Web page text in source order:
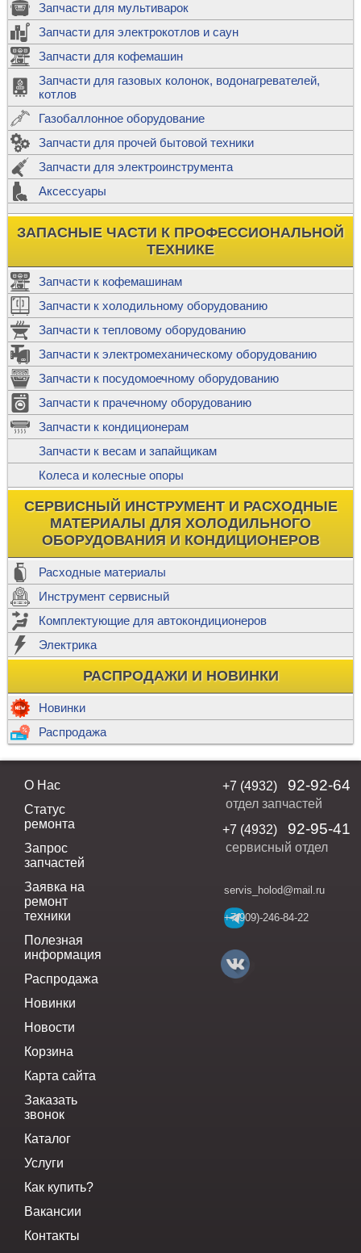
Запчасти для мультиварок
Запчасти для электрокотлов и саун
Запчасти для кофемашин
Запчасти для газовых колонок, водонагревателей,
котлов
Газобаллонное оборудование
Запчасти для прочей бытовой техники
Запчасти для электроинструмента
Аксессуары
ЗАПАСНЫЕ ЧАСТИ К ПРОФЕССИОНАЛЬНОЙ
ТЕХНИКЕ
Запчасти к кофемашинам
Запчасти к холодильному оборудованию
Запчасти к тепловому оборудованию
Запчасти к электромеханическому оборудованию
Запчасти к посудомоечному оборудованию
Запчасти к прачечному оборудованию
Запчасти к кондиционерам
Запчасти к весам и запайщикам
Колеса и колесные опоры
СЕРВИСНЫЙ ИНСТРУМЕНТ И РАСХОДНЫЕ
МАТЕРИАЛЫ ДЛЯ ХОЛОДИЛЬНОГО
ОБОРУДОВАНИЯ И КОНДИЦИОНЕРОВ
Расходные материалы
Инструмент сервисный
Комплектующие для автокондиционеров
Электрика
РАСПРОДАЖИ И НОВИНКИ
Новинки
Распродажа
О Нас
Статус
ремонта
Запрос
запчастей
Заявка на
ремонт
техники
Полезная
информация
Распродажа
Новинки
Новости
Корзина
Карта сайта
Заказать
звонок
Каталог
Услуги
Как купить?
Вакансии
Контакты
+7 (4932) 92-92-64
отдел запчастей
+7 (4932)
92-95-41
сервисный отдел
servis_holod@mail.ru
+7(909)-246-84-22